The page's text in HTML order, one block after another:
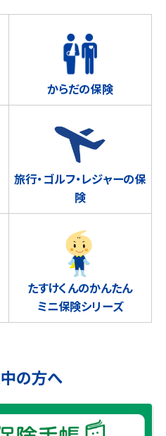
からだの保険
旅行・ゴルフ・レジャーの保
険
たすけくんのかんたん
ミニ保険シリーズ
の方へ